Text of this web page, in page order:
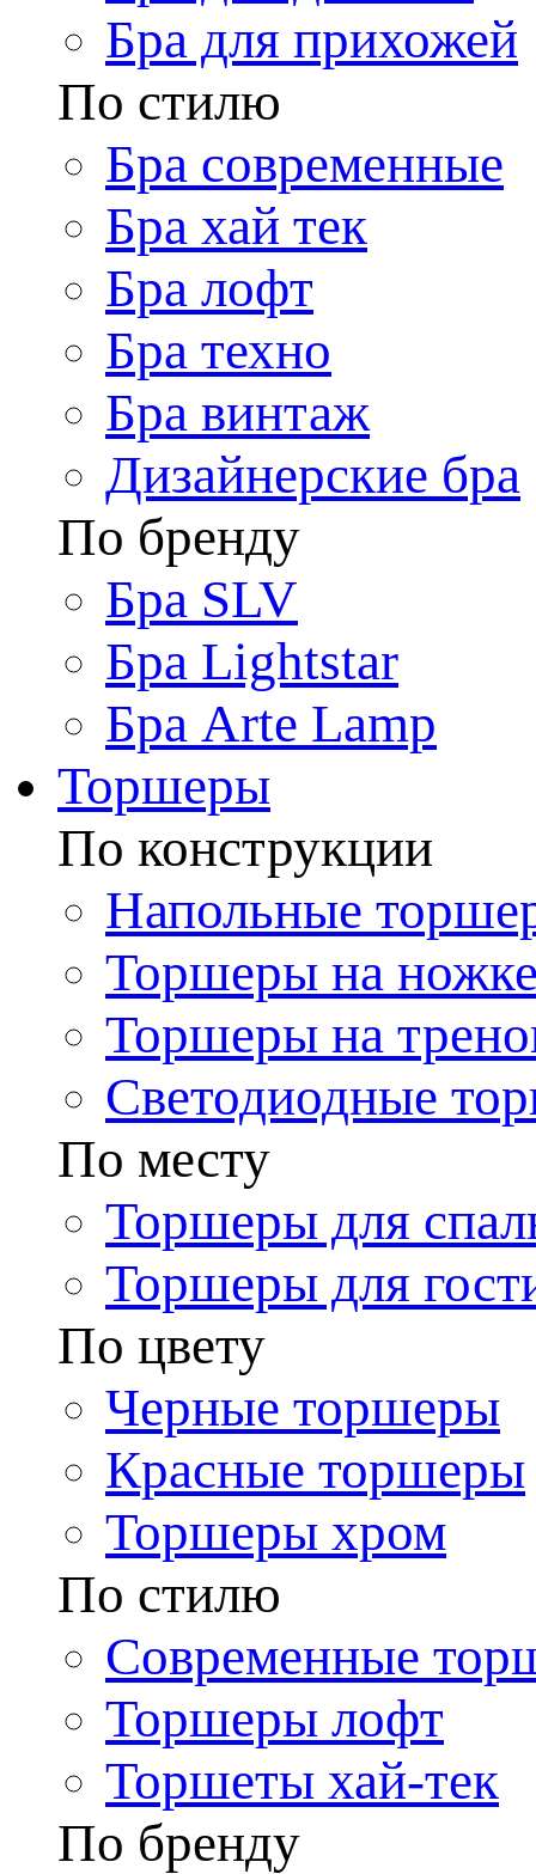
Бра для прихожей
По стилю
Бра современные
Бра хай тек
Бра лофт
Бра техно
Бра винтаж
Дизайнерские бра
По бренду
Бра SLV
Бра Lightstar
Бра Arte Lamp
Торшеры
По конструкции
Напольные
Торшеры на
Торшеры на
Светодиодные
По месту
Торшеры для
Торшеры для
По цвету
Черные торшеры
Красные торшеры
Торшеры хром
По стилю
Современные
Торшеры лофт
Торшеты хай-тек
По бренду